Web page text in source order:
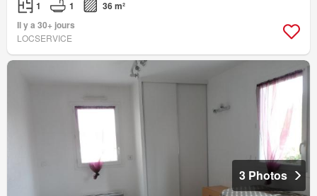
1 1
36 m²
Il y a 30+ jours
LOCSERVICE
3 Photos